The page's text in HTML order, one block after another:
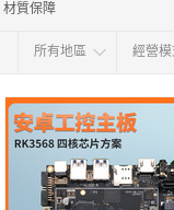
材質保障
所有地區
所有地区
江浙沪 华东
海外 北京
經營